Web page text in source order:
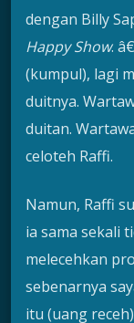
dengan Billy
Happy Show.
(kumpul), lagi
duitnya.
duitan.
celoteh Raffi.
Namun, Raffi
ia sama sekali
melecehkan
sebenarnya
itu (uang